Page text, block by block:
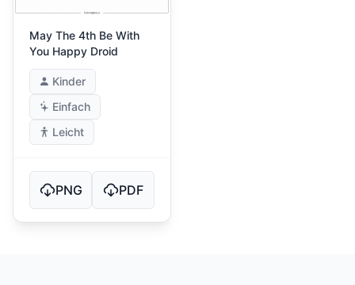
May The 4th Be With
You Happy Droid
Kinder
Einfach
Leicht
PNG PDF